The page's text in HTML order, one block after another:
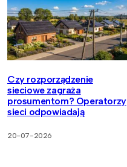
Czy rozporządzenie
sieciowe zagraża
prosumentom? Operatorzy
sieci odpowiadają
20-07-2026